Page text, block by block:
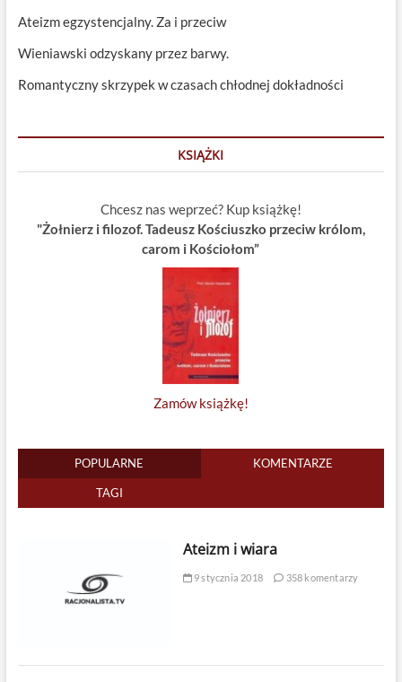
Ateizm egzystencjalny. Za i przeciw
Wieniawski odzyskany przez barwy.
Romantyczny skrzypek w czasach chłodnej dokładności
KSIĄŻKI
Chcesz nas weprzeć? Kup książkę!
"Żołnierz i filozof. Tadeusz Kościuszko przeciw królom,
carom i Kościołom”
Zamów książkę!
POPULARNE KOMENTARZE
TAGI
Ateizm i wiara
9 stycznia 2018 358 komentarzy